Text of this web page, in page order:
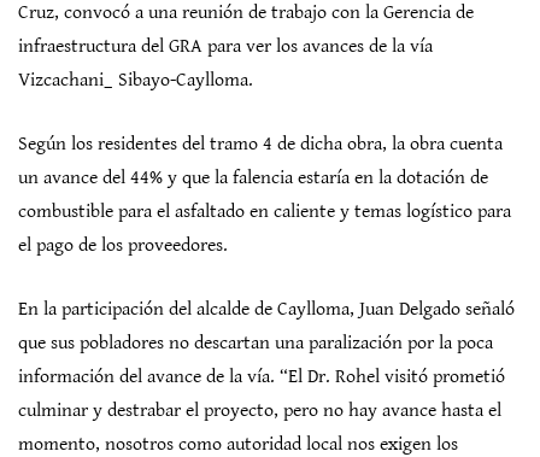
Cruz, convocó a una reunión de trabajo con la Gerencia de
infraestructura del GRA para ver los avances de la vía
Vizcachani_ Sibayo-Caylloma.
Según los residentes del tramo 4 de dicha obra, la obra cuenta
un avance del 44% y que la falencia estaría en la dotación de
combustible para el asfaltado en caliente y temas logístico para
el pago de los proveedores.
En la participación del alcalde de Caylloma, Juan Delgado señaló
que sus pobladores no descartan una paralización por la poca
información del avance de la vía. “El Dr. Rohel visitó prometió
culminar y destrabar el proyecto, pero no hay avance hasta el
momento, nosotros como autoridad local nos exigen los